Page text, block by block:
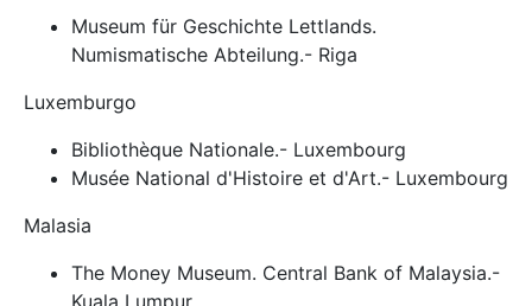
Museum für Geschichte Lettlands.
Numismatische Abteilung.- Riga
Luxemburgo
Bibliothèque Nationale.- Luxembourg
Musée National d'Histoire et d'Art.- Luxembourg
Malasia
The Money Museum. Central Bank of Malaysia.-
Kuala Lumpur